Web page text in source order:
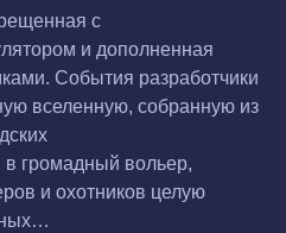
с
и дополненная
События разработчики
вселенную, собранную из
в громадный вольер,
и охотников целую